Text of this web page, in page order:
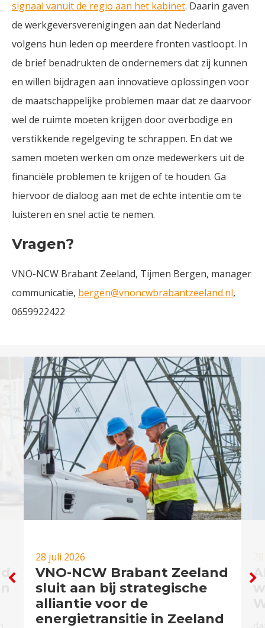
signaal vanuit de regio aan het kabinet. Daarin gaven
de werkgeversverenigingen aan dat Nederland
volgens hun leden op meerdere fronten vastloopt. In
de brief benadrukten de ondernemers dat zij kunnen
en willen bijdragen aan innovatieve oplossingen voor
de maatschappelijke problemen maar dat ze daarvoor
wel de ruimte moeten krijgen door overbodige en
verstikkende regelgeving te schrappen. En dat we
samen moeten werken om onze medewerkers uit de
financiële problemen te krijgen of te houden. Ga
hiervoor de dialoog aan met de echte intentie om te
luisteren en snel actie te nemen.
Vragen?
VNO-NCW Brabant Zeeland, Tijmen Bergen, manager
communicatie, bergen@vnoncwbrabantzeeland.nl,
0659922422
28 juli 2026
VNO-NCW Brabant Zeeland
sluit aan bij strategische
alliantie voor de
energietransitie in Zeeland